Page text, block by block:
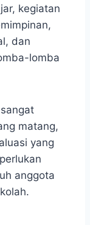
kegiatan
dan
lomba
matang,
yang
anggota